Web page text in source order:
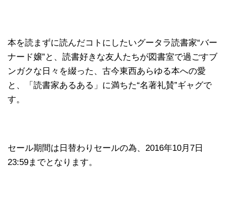
本を読まずに読んだコトにしたいグータラ読書家“バー
ナード嬢”と、読書好きな友人たちが図書室で過ごすブ
ンガクな日々を綴った、古今東西あらゆる本への愛
と、「読書家あるある」に満ちた“名著礼賛”ギャグで
す。
セール期間は日替わりセールの為、2016年10月7日
23:59までとなります。